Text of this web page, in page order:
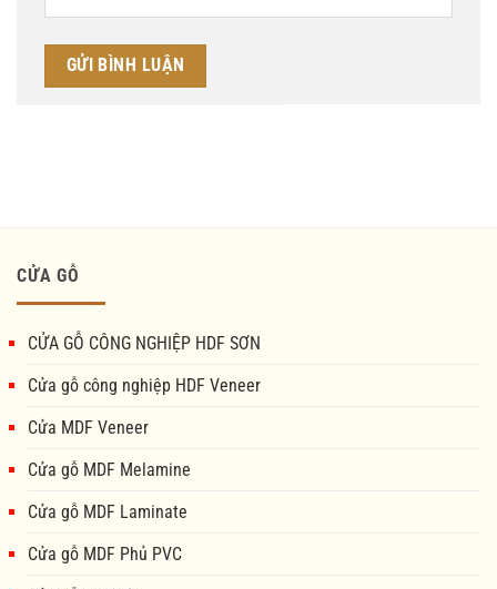
CỬA GỖ
CỬA GỖ CÔNG NGHIỆP HDF SƠN
Cửa gỗ công nghiệp HDF Veneer
Cửa MDF Veneer
Cửa gỗ MDF Melamine
Cửa gỗ MDF Laminate
Cửa gỗ MDF Phủ PVC